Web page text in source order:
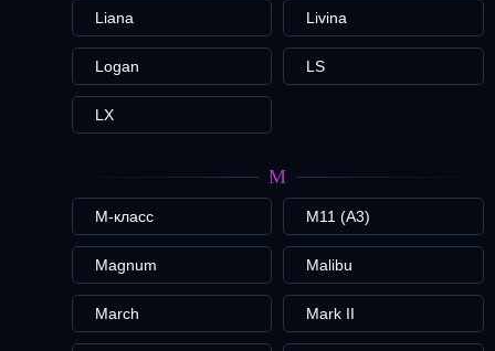
Liana Livina
Logan LS
LX
M
M-класс M11 (A3)
Magnum Malibu
March Mark II